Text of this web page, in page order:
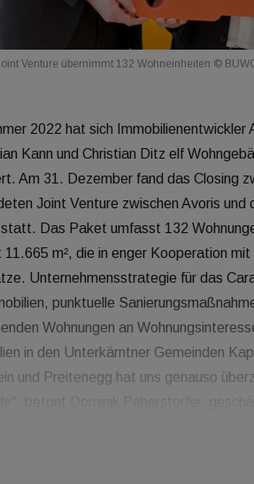
Venture übernimmt 132 Wohneinheiten ©
2022 hat sich
Kann und Christian Ditz elf
Am 31. Dezember fand das Closing
Joint Venture zwischen Avoris
statt. Das Paket umfasst 132
m², die in enger Kooperation
Unternehmensstrategie für das
punktuelle
Wohnungen an
in den Unterkärntner Gemeinden
und Preitenegg hat uns genauso